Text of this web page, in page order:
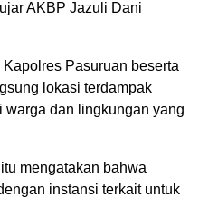
AKBP Jazuli Dani
Pasuruan beserta
lokasi terdampak
warga dan lingkungan yang
mengatakan bahwa
instansi terkait untuk